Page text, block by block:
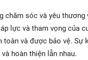
chăm sóc và yêu
lực và tham vọng của
toàn và được bảo vệ.
hoàn thiện lẫn nhau.